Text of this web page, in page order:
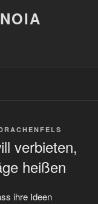
verbieten,
heißen
ihre Ideen